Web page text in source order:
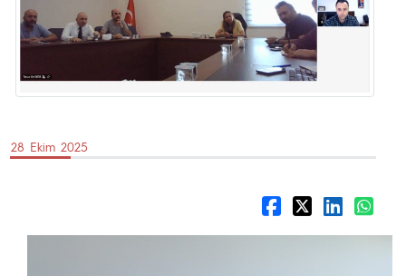
28 Ekim 2025